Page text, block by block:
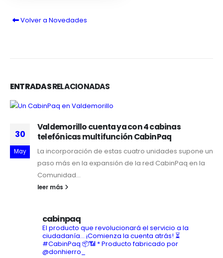
Volver a Novedades
ENTRADASRELACIONADAS
30
May
Valdemorillo cuenta ya con 4 cabinas
telefónicas multifunción CabinPaq
La incorporación de estas cuatro unidades supone un
paso más en la expansión de la red CabinPaq en la
Comunidad...
leer más
cabinpaq
El producto que revolucionará el servicio a la
ciudadanía... ¡Comienza la cuenta atrás! ⏳
#CabinPaq 📦📶* Producto fabricado por
@donhierro_